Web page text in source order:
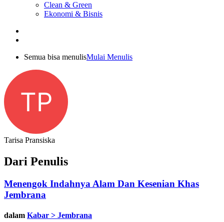
Clean & Green
Ekonomi & Bisnis
Semua bisa menulisMulai Menulis
TP
Tarisa Pransiska
Dari Penulis
Menengok Indahnya Alam Dan Kesenian Khas
Jembrana
dalam Kabar > Jembrana